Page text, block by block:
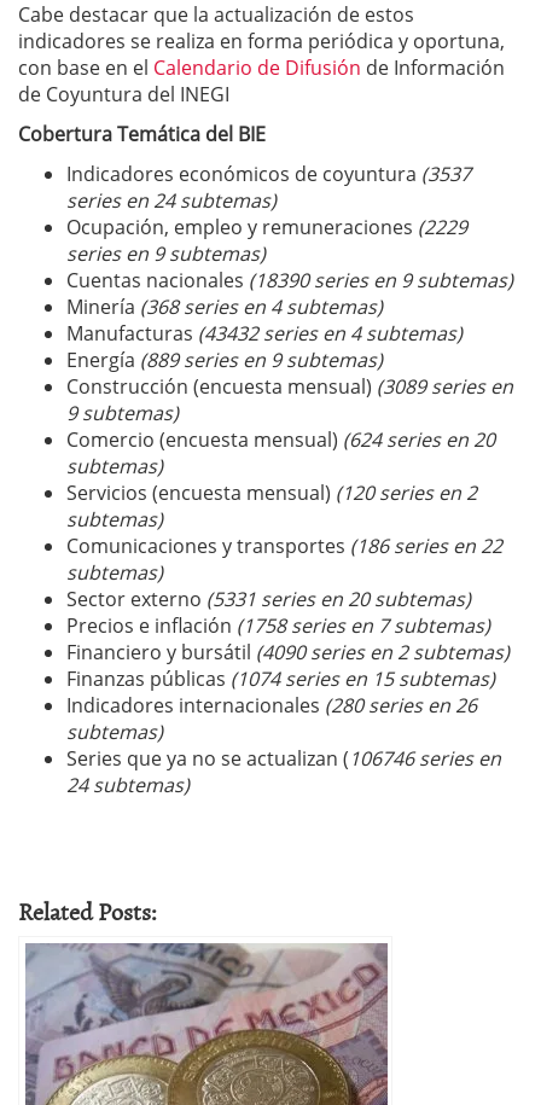
Cabe destacar que la actualización de estos
indicadores se realiza en forma periódica y oportuna,
con base en el Calendario de Difusión de Información
de Coyuntura del INEGI
Cobertura Temática del BIE
Indicadores económicos de coyuntura (3537
series en 24 subtemas)
Ocupación, empleo y remuneraciones (2229
series en 9 subtemas)
Cuentas nacionales (18390 series en 9 subtemas)
Minería (368 series en 4 subtemas)
Manufacturas (43432 series en 4 subtemas)
Energía (889 series en 9 subtemas)
Construcción (encuesta mensual) (3089 series en
9 subtemas)
Comercio (encuesta mensual) (624 series en 20
subtemas)
Servicios (encuesta mensual) (120 series en 2
subtemas)
Comunicaciones y transportes (186 series en 22
subtemas)
Sector externo (5331 series en 20 subtemas)
Precios e inflación (1758 series en 7 subtemas)
Financiero y bursátil (4090 series en 2 subtemas)
Finanzas públicas (1074 series en 15 subtemas)
Indicadores internacionales (280 series en 26
subtemas)
Series que ya no se actualizan ( 106746 series en
24 subtemas)
Related Posts: